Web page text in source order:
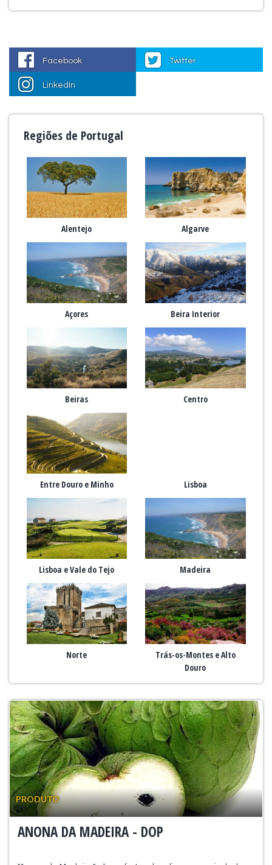
Facebook Twitter
LinkedIn
Regiões de Portugal
Alentejo Algarve
Açores Beira Interior
Beiras Centro
Entre Douro e Minho Lisboa
Lisboa e Vale do Tejo Madeira
Norte
Trás-os-Montes e Alto
Douro
PRODUTO
ANONA DA MADEIRA - DOP